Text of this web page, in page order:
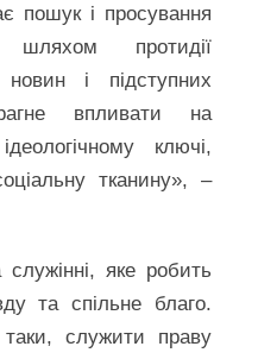
пошук і просування
шляхом протидії
і підступних
впливати на
ключі,
тканину», –
яке робить
та спільне благо.
служити праву